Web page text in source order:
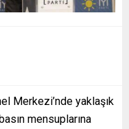
Merkezi’nde yaklaşık
mensuplarına